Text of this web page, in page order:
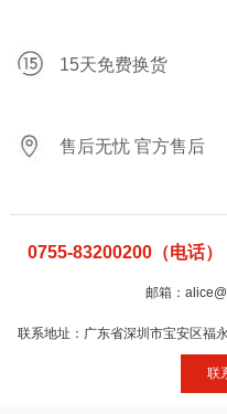
15天免费换货
售后无忧 官方售后
0755-83200200（电话）
邮箱：
联系地址：广东省深圳市宝安区福
联